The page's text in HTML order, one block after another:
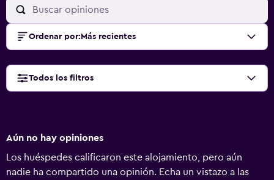
Ordenar por: Más recientes
Todos los filtros
Aún no hay opiniones
Los huéspedes calificaron este alojamiento, pero aún
nadie ha compartido una opinión. Echa un vistazo a las